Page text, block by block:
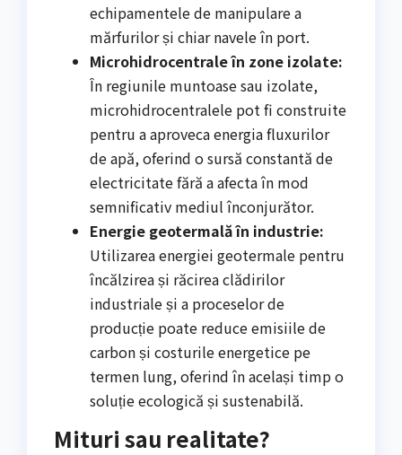
echipamentele de manipulare a
mărfurilor și chiar navele în port.
Microhidrocentrale în zone izolate:
În regiunile muntoase sau izolate,
microhidrocentralele pot fi construite
pentru a aproveca energia fluxurilor
de apă, oferind o sursă constantă de
electricitate fără a afecta în mod
semnificativ mediul înconjurător.
Energie geotermală în industrie:
Utilizarea energiei geotermale pentru
încălzirea și răcirea clădirilor
industriale și a proceselor de
producție poate reduce emisiile de
carbon și costurile energetice pe
termen lung, oferind în același timp o
soluție ecologică și sustenabilă.
Mituri sau realitate?